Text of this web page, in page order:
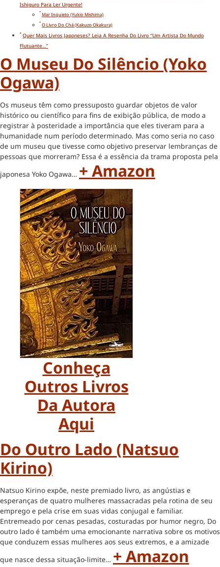
Ishiguro Para Ler Urgente!
Mar Inquieto (Yukio Mishima)
O Livro Do Chá (Kakuzo Okakura)
Quer Mais Livros Japoneses? Leia A Resenha Do Livro “Um Artista Do Mundo
Flutuante…”
O Museu Do Silêncio (Yoko
Ogawa)
Os museus têm como pressuposto guardar objetos de valor
histórico ou científico para fins de exibição pública, de modo a
registrar à posteridade a importância que eles tiveram para a
humanidade num período determinado. Mas como seria no caso
de um museu que tivesse como objetivo preservar lembranças de
pessoas que morreram? Essa é a essência da trama proposta pela
japonesa Yoko Ogawa… + Amazon
Conheça
Outros Livros
Da Autora
Aqui
Do Outro Lado (Natsuo
Kirino)
Natsuo Kirino expõe, neste premiado livro, as angústias e
esperanças de quatro mulheres massacradas pela rotina de seu
emprego e pela crise em suas vidas conjugal e familiar.
Entremeado por cenas pesadas, costuradas por humor negro, Do
outro lado é também uma emocionante narrativa sobre os motivos
que conduzem essas mulheres aos seus extremos, e a amizade
que nasce dessa situação-limite… + Amazon